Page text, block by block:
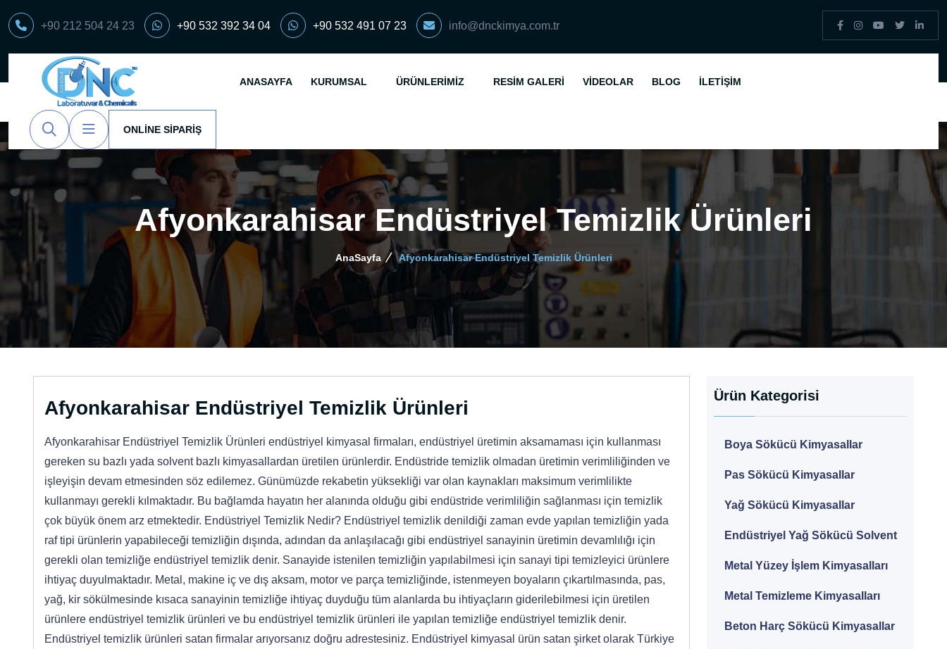
+90 212 504 24 23 +90 532 392 34 04 +90 532 491 07 23 info@dnckimya.com.tr
ANASAYFA KURUMSAL ÜRÜNLERIMIZ RESIM GALERI VIDEOLAR BLOG İLETIŞIM
ONLINE SIPARIŞ
Afyonkarahisar Endüstriyel Temizlik Ürünleri
AnaSayfa Afyonkarahisar Endüstriyel Temizlik Ürünleri
Afyonkarahisar Endüstriyel Temizlik Ürünleri
Afyonkarahisar Endüstriyel Temizlik Ürünleri endüstriyel kimyasal firmaları, endüstriyel üretimin aksamaması için kullanması
gereken su bazlı yada solvent bazlı kimyasallardan üretilen ürünlerdir. Endüstride temizlik olmadan üretimin verimliliğinden ve
işleyişin devam etmesinden söz edilemez. Günümüzde rekabetin yüksekliği var olan kaynakları maksimum verimlilikte
kullanmayı gerekli kılmaktadır. Bu bağlamda hayatın her alanında olduğu gibi endüstride verimliliğin sağlanması için temizlik
çok büyük önem arz etmektedir. Endüstriyel Temizlik Nedir? Endüstriyel temizlik denildiği zaman evde yapılan temizliğin yada
raf tipi ürünlerin yapabileceği temizliğin dışında, adından da anlaşılacağı gibi endüstriyel sanayinin üretimin devamlılığı için
gerekli olan temizliğe endüstriyel temizlik denir. Sanayide istenilen temizliğin yapılabilmesi için sanayi tipi temizleyici ürünlere
ihtiyaç duyulmaktadır. Metal, makine iç ve dış aksam, motor ve parça temizliğinde, istenmeyen boyaların çıkartılmasında, pas,
yağ, kir sökülmesinde kısaca sanayinin temizliğe ihtiyaç duyduğu tüm alanlarda bu ihtiyaçların giderilebilmesi için üretilen
ürünlere endüstriyel temizlik ürünleri ve bu endüstriyel temizlik ürünleri ile yapılan temizliğe endüstriyel temizlik denir.
Endüstriyel temizlik ürünleri satan firmalar arıyorsanız doğru adrestesiniz. Endüstriyel kimyasal ürün satan şirket olarak Türkiye
Ürün Kategorisi
Boya Sökücü Kimyasallar
Pas Sökücü Kimyasallar
Yağ Sökücü Kimyasallar
Endüstriyel Yağ Sökücü Solvent
Metal Yüzey İşlem Kimyasalları
Metal Temizleme Kimyasalları
Beton Harç Sökücü Kimyasallar